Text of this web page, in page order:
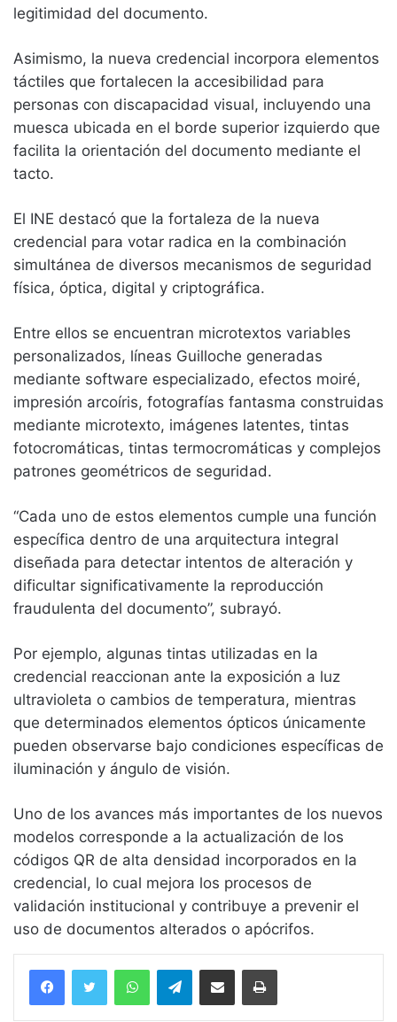
legitimidad del documento.
Asimismo, la nueva credencial incorpora elementos
táctiles que fortalecen la accesibilidad para
personas con discapacidad visual, incluyendo una
muesca ubicada en el borde superior izquierdo que
facilita la orientación del documento mediante el
tacto.
El INE destacó que la fortaleza de la nueva
credencial para votar radica en la combinación
simultánea de diversos mecanismos de seguridad
física, óptica, digital y criptográfica.
Entre ellos se encuentran microtextos variables
personalizados, líneas Guilloche generadas
mediante software especializado, efectos moiré,
impresión arcoíris, fotografías fantasma construidas
mediante microtexto, imágenes latentes, tintas
fotocromáticas, tintas termocromáticas y complejos
patrones geométricos de seguridad.
“Cada uno de estos elementos cumple una función
específica dentro de una arquitectura integral
diseñada para detectar intentos de alteración y
dificultar significativamente la reproducción
fraudulenta del documento”, subrayó.
Por ejemplo, algunas tintas utilizadas en la
credencial reaccionan ante la exposición a luz
ultravioleta o cambios de temperatura, mientras
que determinados elementos ópticos únicamente
pueden observarse bajo condiciones específicas de
iluminación y ángulo de visión.
Uno de los avances más importantes de los nuevos
modelos corresponde a la actualización de los
códigos QR de alta densidad incorporados en la
credencial, lo cual mejora los procesos de
validación institucional y contribuye a prevenir el
uso de documentos alterados o apócrifos.
WhatsAppTelegramCompartir vía email Imprimir